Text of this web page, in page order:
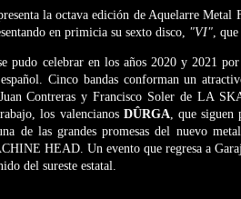
la octava edición de Aquelarre Metal
en primicia su sexto disco, "VI",
pudo celebrar en los años 2020 y 2021
Cinco bandas conforman un
Contreras y Francisco Soler de LA
los valencianos DÛRGA, que siguen
de las grandes promesas del nuevo
HEAD. Un evento que regresa a
del sureste estatal.